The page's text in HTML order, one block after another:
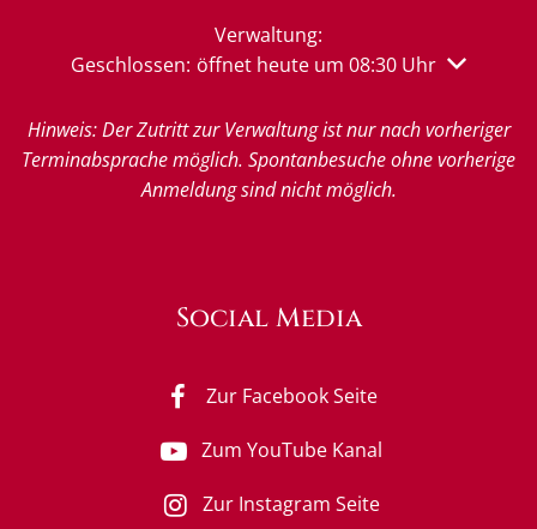
Verwaltung:
Klicken, um weitere Öffnungs- oder Schließzeiten
Geschlossen: öffnet heute um 08:30 Uhr
Hinweis: Der Zutritt zur Verwaltung ist nur nach vorheriger
Terminabsprache möglich. Spontanbesuche ohne vorherige
Anmeldung sind nicht möglich.
Social Media
Zur Facebook Seite
Zum YouTube Kanal
Zur Instagram Seite